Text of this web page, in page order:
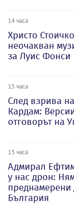
14 часа
Христо
неочакван
за Луис Фонси
15 часа
След взрива
Кардам:
отговорът на
15 часа
Адмирал
у нас дрон:
преднамерени
България